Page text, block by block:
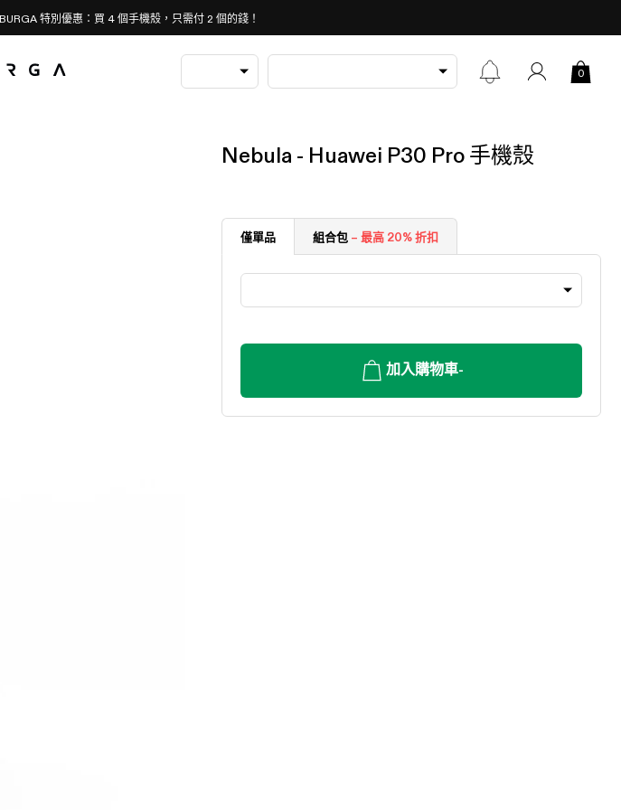
BURGA 特別優惠：買 4 個手機殼，只需付 2 個的錢！
0
Nebula - Huawei P30 Pro 手機殼
僅單品 組合包 – 最高 20% 折扣
加入購物車-